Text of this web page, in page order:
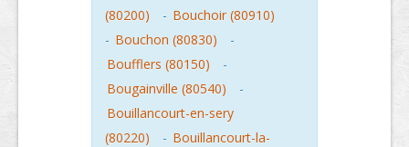
(80200)
- Bouchoir (80910)
- Bouchon (80830)
-
Boufflers (80150)
-
Bougainville (80540)
-
Bouillancourt-en-sery
(80220)
- Bouillancourt-la-